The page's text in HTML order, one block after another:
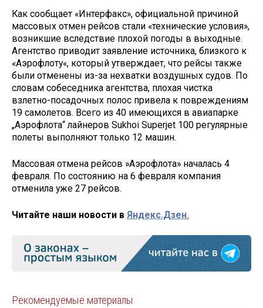
Как сообщает «Интерфакс», официальной причиной
массовых отмен рейсов стали «технические условия»,
возникшие вследствие плохой погоды в выходные.
Агентство приводит заявление источника, близкого к
«Аэрофлоту«, который утверждает, что рейсы также
были отменены из-за нехватки воздушных судов. По
словам собеседника агентства, плохая чистка
взлетно-посадочных полос привела к повреждениям
19 самолетов. Всего из 40 имеющихся в авиапарке
„Аэрофлота“ лайнеров Sukhoi Superjet 100 регулярные
полеты выполняют только 12 машин.
Массовая отмена рейсов »Аэрофлота» началась 4
февраля. По состоянию на 6 февраля компания
отменила уже 27 рейсов.
Читайте наши новости в Яндекс.Дзен.
Рекомендуемые материалы